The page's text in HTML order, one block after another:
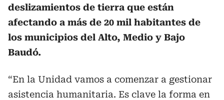
deslizamientos de tierra que están
afectando a más de 20 mil habitantes de
los municipios del Alto, Medio y Bajo
Baudó.
“En la Unidad vamos a comenzar a gestionar
asistencia humanitaria. Es clave la forma en